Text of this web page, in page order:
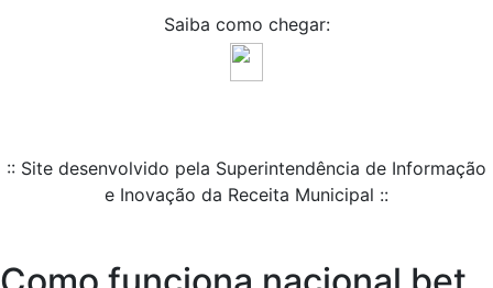
Saiba como chegar:
:: Site desenvolvido pela Superintendência de Informação
e Inovação da Receita Municipal ::